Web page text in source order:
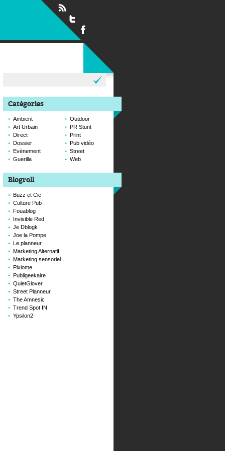
Catégories
Ambient
Art Urbain
Direct
Dossier
Evènement
Guerilla
Outdoor
PR Stunt
Print
Pub vidéo
Street
Web
Blogroll
Buzz et Cie
Culture Pub
Fouablog
Invisible Red
Je Dblogk
Joe la Pompe
Le planneur
Marketing Alternatif
Marketing sensoriel
Pixiome
Publigeekaire
QuietGlover
Street Planneur
The Amnesic
Trend Spot IN
Ypsilon2